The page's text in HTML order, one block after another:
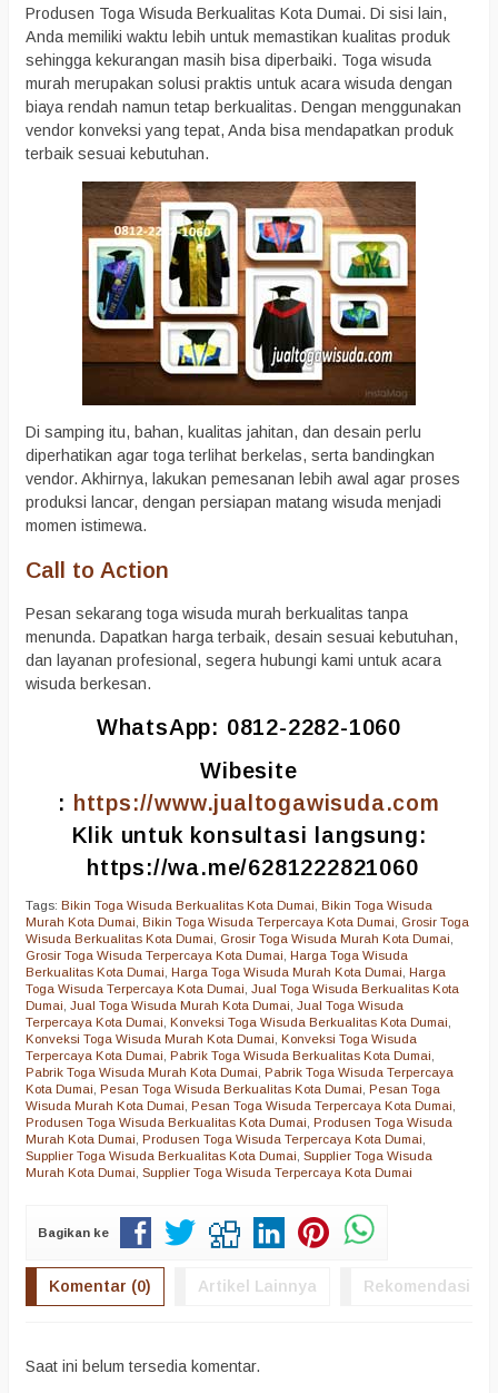
Produsen Toga Wisuda Berkualitas Kota Dumai. Di sisi lain,
Anda memiliki waktu lebih untuk memastikan kualitas produk
sehingga kekurangan masih bisa diperbaiki. Toga wisuda
murah merupakan solusi praktis untuk acara wisuda dengan
biaya rendah namun tetap berkualitas. Dengan menggunakan
vendor konveksi yang tepat, Anda bisa mendapatkan produk
terbaik sesuai kebutuhan.
Di samping itu, bahan, kualitas jahitan, dan desain perlu
diperhatikan agar toga terlihat berkelas, serta bandingkan
vendor. Akhirnya, lakukan pemesanan lebih awal agar proses
produksi lancar, dengan persiapan matang wisuda menjadi
momen istimewa.
Call to Action
Pesan sekarang toga wisuda murah berkualitas tanpa
menunda. Dapatkan harga terbaik, desain sesuai kebutuhan,
dan layanan profesional, segera hubungi kami untuk acara
wisuda berkesan.
WhatsApp: 0812-2282-1060
Wibesite
: https://www.jualtogawisuda.com
Klik untuk konsultasi langsung:
https://wa.me/6281222821060
Tags: Bikin Toga Wisuda Berkualitas Kota Dumai Bikin Toga Wisuda
Murah Kota Dumai Bikin Toga Wisuda Terpercaya Kota Dumai
Grosir Toga
Wisuda Berkualitas Kota Dumai
Grosir Toga Wisuda Murah Kota Dumai
Grosir Toga Wisuda Terpercaya Kota Dumai Harga Toga Wisuda
Berkualitas Kota Dumai Harga Toga Wisuda Murah Kota Dumai Harga
Toga Wisuda Terpercaya Kota Dumai Jual Toga Wisuda Berkualitas Kota
Dumai Jual Toga Wisuda Murah Kota Dumai Jual Toga Wisuda
Terpercaya Kota Dumai Konveksi Toga Wisuda Berkualitas Kota Dumai
Konveksi Toga Wisuda Murah Kota Dumai Konveksi Toga Wisuda
Terpercaya Kota Dumai Pabrik Toga Wisuda Berkualitas Kota Dumai
Pabrik Toga Wisuda Murah Kota Dumai Pabrik Toga Wisuda Terpercaya
Kota Dumai Pesan Toga Wisuda Berkualitas Kota Dumai Pesan Toga
Wisuda Murah Kota Dumai Pesan Toga Wisuda Terpercaya Kota Dumai
Produsen Toga Wisuda Berkualitas Kota Dumai Produsen Toga Wisuda
Murah Kota Dumai Produsen Toga Wisuda Terpercaya Kota Dumai
Supplier Toga Wisuda Berkualitas Kota Dumai Supplier Toga Wisuda
Murah Kota Dumai Supplier Toga Wisuda Terpercaya Kota Dumai
Bagikan ke
Komentar (0) Artikel Lainnya Rekomendasi
Saat ini belum tersedia komentar.